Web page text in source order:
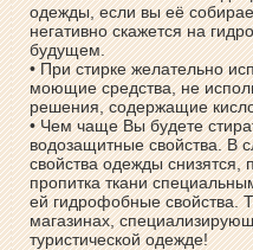
одежды, если вы её
негативно скажется на
будущем.
• При стирке желательно
моющие средства, не
решения, содержащие
• Чем чаще Вы будете
водозащитные свойства. В
свойства одежды снизятся,
пропитка ткани
ей гидрофобные свойства.
магазинах,
туристической одежде!